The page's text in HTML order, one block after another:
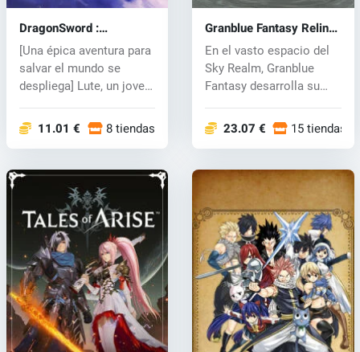
DragonSword :
Awakening (PC) key
[Una épica aventura para
salvar el mundo se
despliega] Lute, un joven
11.01 € 8 tiendas
Granblue Fantasy Relink
(PC) key
En el vasto espacio del
Sky Realm, Granblue
Fantasy desarrolla su
23.07 € 15 tiendas